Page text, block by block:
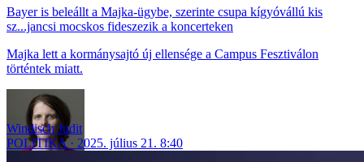
Bayer is beleállt a Majka-ügybe, szerinte csupa kígyóvállú kis
sz...jancsi mocskos fideszezik a koncerteken
Majka lett a kormánysajtó új ellensége a Campus Fesztiválon
történtek miatt.
Windisch Judit
POLITIKA
2025. július 21. 8:40